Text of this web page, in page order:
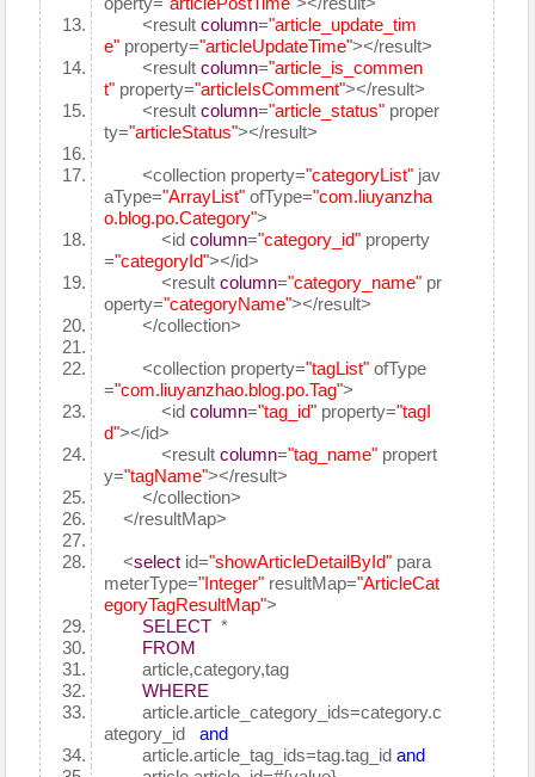
<resultcolumn="article_update_tim
e" property="articleUpdateTime"></result>
<resultcolumn="article_is_commen
t" property="articleIsComment"></result>
<resultcolumn="article_status" proper
ty="articleStatus"></result>
<collection property="categoryList" jav
aType="ArrayList" ofType="com.liuyanzha
o.blog.po.Category">
<idcolumn="category_id" property
="categoryId"></id>
<resultcolumn="category_name" pr
operty="categoryName"></result>
</collection>
<collection property="tagList" ofType
="com.liuyanzhao.blog.po.Tag">
<idcolumn="tag_id" property="tagI
d"></id>
<resultcolumn="tag_name" propert
y="tagName"></result>
</collection>
</resultMap>
<select id="showArticleDetailById" para
meterType="Integer" resultMap="ArticleCat
egoryTagResultMap">
SELECT *
FROM
article,category,tag
WHERE
article.article_category_ids=category.c
ategory_idand
article.article_tag_ids=tag.tag_idand